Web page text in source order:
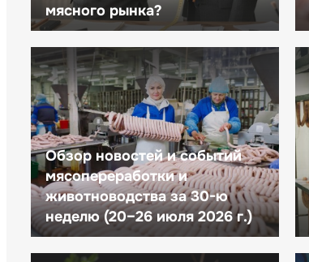
мясного рынка?
Обзор новостей и событий
мясопереработки и
животноводства за 30-ю
неделю (20–26 июля 2026 г.)